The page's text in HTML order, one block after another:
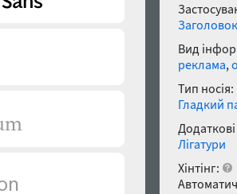
Заголовок
Вид
реклама,
Тип носія:
Гладкий
Лігатури
Хінтінг: